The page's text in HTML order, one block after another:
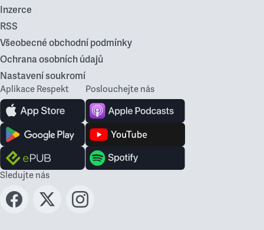
Inzerce
RSS
Všeobecné obchodní podmínky
Ochrana osobních údajů
Nastavení soukromí
Aplikace Respekt Poslouchejte nás
Sledujte nás